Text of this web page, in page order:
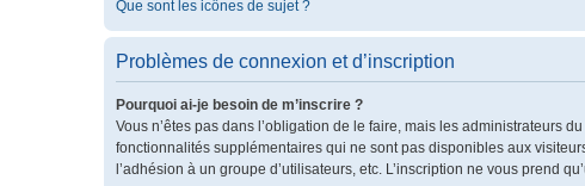
Que sont les icônes de sujet ?
Problèmes de connexion et d’inscription
Pourquoi ai-je besoin de m’inscrire ?
Vous n’êtes pas dans l’obligation de le faire, mais les administrateurs
fonctionnalités supplémentaires qui ne sont pas disponibles aux
l’adhésion à un groupe d’utilisateurs, etc. L’inscription ne vous prend